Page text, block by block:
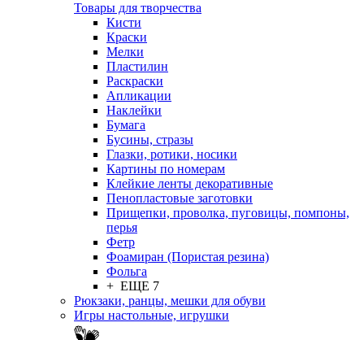
Товары для творчества
Кисти
Краски
Мелки
Пластилин
Раскраски
Апликации
Наклейки
Бумага
Бусины, стразы
Глазки, ротики, носики
Картины по номерам
Клейкие ленты декоративные
Пенопластовые заготовки
Прищепки, проволка, пуговицы, помпоны,
перья
Фетр
Фоамиран (Пористая резина)
Фольга
+ ЕЩЕ 7
Рюкзаки, ранцы, мешки для обуви
Игры настольные, игрушки